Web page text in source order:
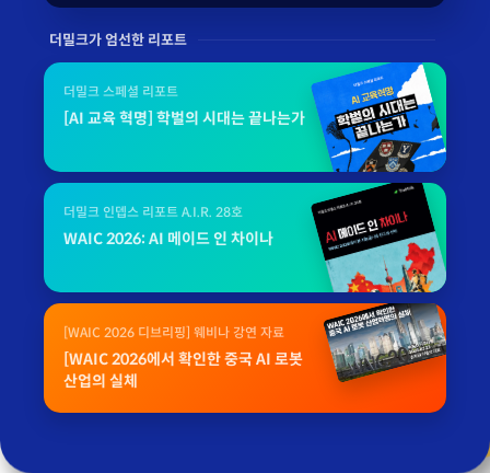
더밀크가 엄선한 리포트
더밀크 스페셜 리포트
[AI 교육 혁명] 학벌의 시대는 끝나는가
더밀크 인뎁스 리포트 A.I.R. 28호
WAIC 2026: AI 메이드 인 차이나
[WAIC 2026 디브리핑] 웨비나 강연 자료
[WAIC 2026에서 확인한 중국 AI 로봇
산업의 실체